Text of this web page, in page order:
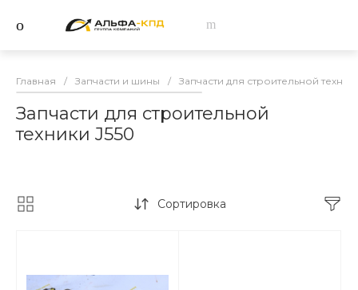
Главная / Запчасти и шины / Запчасти для строительной
Запчасти для строительной
техники J550
Сортировка